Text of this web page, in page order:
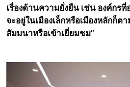
เรื่องด้านความยั่งยืน เช่น องค์กร
จะอยู่ในเมืองเล็กหรือเมืองหลักก็ต
สัมมนาหรือเข้าเยี่ยมชม”